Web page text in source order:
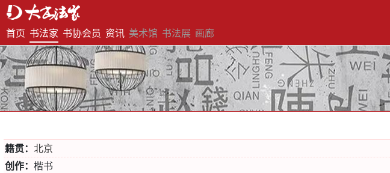
首页 书法家 书协会员 资讯 美术馆 书法展 画廊
籍贯： 北京
创作： 楷书